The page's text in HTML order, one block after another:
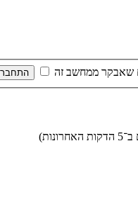
שאבקר ממחשב זה